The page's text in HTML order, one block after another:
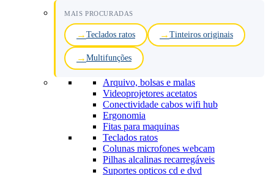
MAIS PROCURADAS
Teclados ratos Tinteiros originais
Multifunções
Arquivo, bolsas e malas
Videoprojetores acetatos
Conectividade cabos wifi hub
Ergonomia
Fitas para maquinas
Teclados ratos
Colunas microfones webcam
Pilhas alcalinas recarregáveis
Suportes opticos cd e dvd